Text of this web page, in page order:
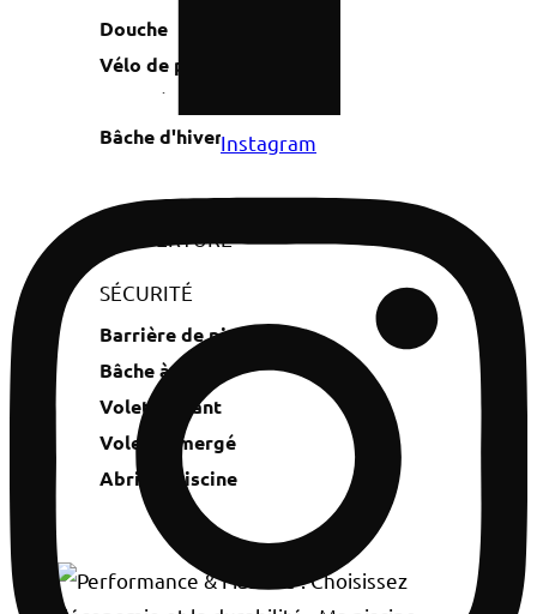
Douche
Vélo de piscine
Bâche à bulles
Bâche d'hivernage
COUVERTURE
SÉCURITÉ
Barrière de piscine
Bâche à barres
Volet roulant
Volet immergé
Abri de piscine
Instagram